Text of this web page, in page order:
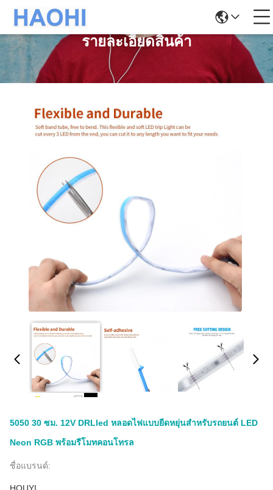
รายละเอียดสินค้า
5050 30 ซม. 12V DRLled หลอดไฟแบบยืดหยุ่นสำหรับรถยนต์ LED
Neon RGB พร้อมรีโมทคอนโทรล
ชื่อแบรนด์: